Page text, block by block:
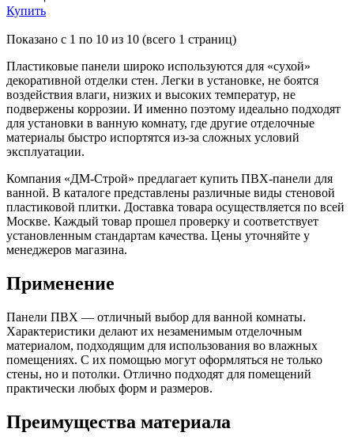
Купить
Показано с 1 по 10 из 10 (всего 1 страниц)
Пластиковые панели широко используются для «сухой»
декоративной отделки стен. Легки в установке, не боятся
воздействия влаги, низких и высоких температур, не
подвержены коррозии. И именно поэтому идеально подходят
для установки в ванную комнату, где другие отделочные
материалы быстро испортятся из-за сложных условий
эксплуатации.
Компания «ДМ-Строй» предлагает купить ПВХ-панели для
ванной. В каталоге представлены различные виды стеновой
пластиковой плитки. Доставка товара осуществляется по всей
Москве. Каждый товар прошел проверку и соответствует
установленным стандартам качества. Цены уточняйте у
менеджеров магазина.
Применение
Панели ПВХ — отличный выбор для ванной комнаты.
Характеристики делают их незаменимым отделочным
материалом, подходящим для использования во влажных
помещениях. С их помощью могут оформляться не только
стены, но и потолки. Отлично подходят для помещений
практически любых форм и размеров.
Преимущества материала